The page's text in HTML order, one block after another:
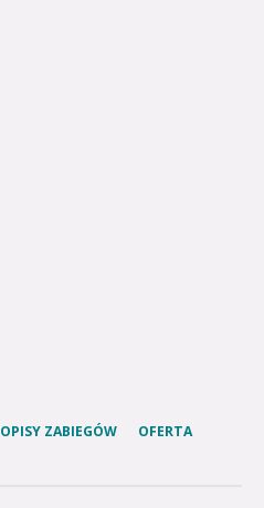
OPISY ZABIEGÓW
OFERTA